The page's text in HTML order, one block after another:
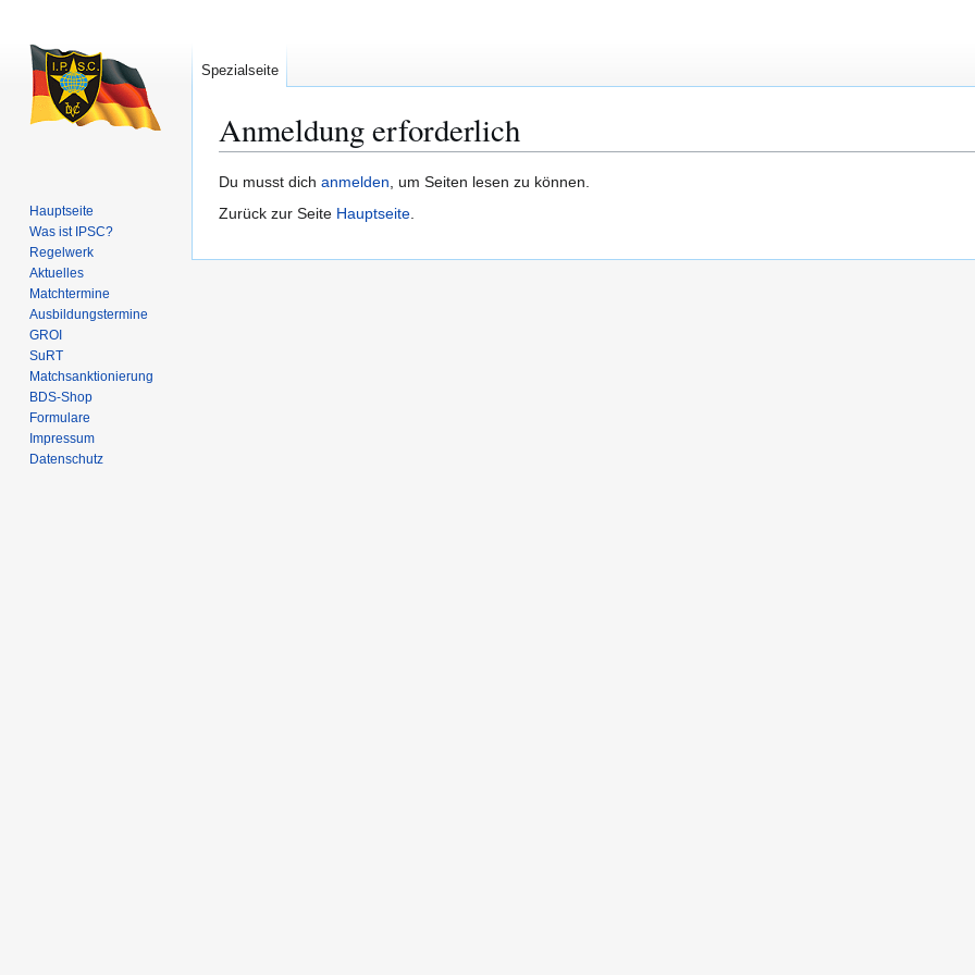
Anmeldung erforderlich
Zur
Navigation
Zur
Suche
Du musst dich anmelden, um Seiten lesen zu können.
Zurück zur Seite Hauptseite.
Spezialseite
Hauptseite
Was ist IPSC?
Regelwerk
Aktuelles
Matchtermine
Ausbildungs­termine
GROI
SuRT
Match­sanktionierung
BDS-Shop
Formulare
Impressum
Datenschutz